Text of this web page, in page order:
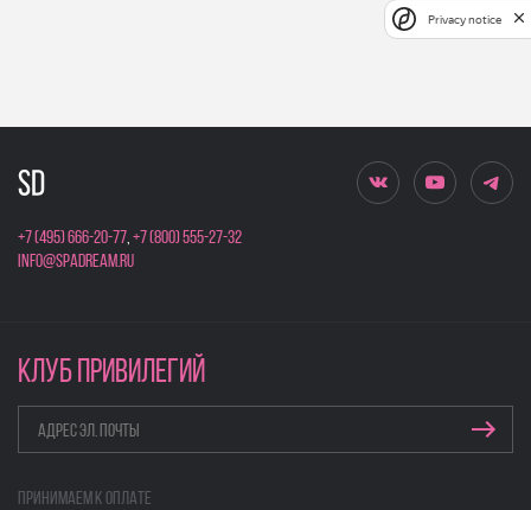
+7 (495) 666-20-77,+7 (800) 555-27-32
info@spadream.ru
КЛУБ ПРИВИЛЕГИЙ
Принимаем к оплате
Privacy notice